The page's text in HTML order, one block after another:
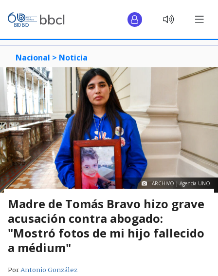
Nacional > Noticia
ARCHIVO | Agencia UNO
Madre de Tomás Bravo hizo grave
acusación contra abogado:
"Mostró fotos de mi hijo fallecido
a médium"
PorAntonio González